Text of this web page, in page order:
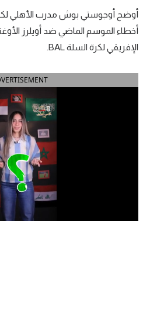
الدوري الإنجليزي الممتاز
الدوري الإسباني
الدوري السعودي للمحترفين
دوري أبطال إفريقيا
أوضح أوجوستي بوش مدرب الأهلي
أخطاء الموسم الماضي ضد أويلرز
الإفريقي لكرة السلة BAL.